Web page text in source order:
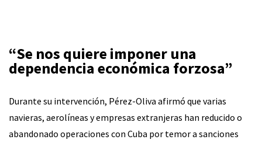
“Se nos quiere imponer una
dependencia económica forzosa”
Durante su intervención, Pérez-Oliva afirmó que varias
navieras, aerolíneas y empresas extranjeras han reducido o
abandonado operaciones con Cuba por temor a sanciones